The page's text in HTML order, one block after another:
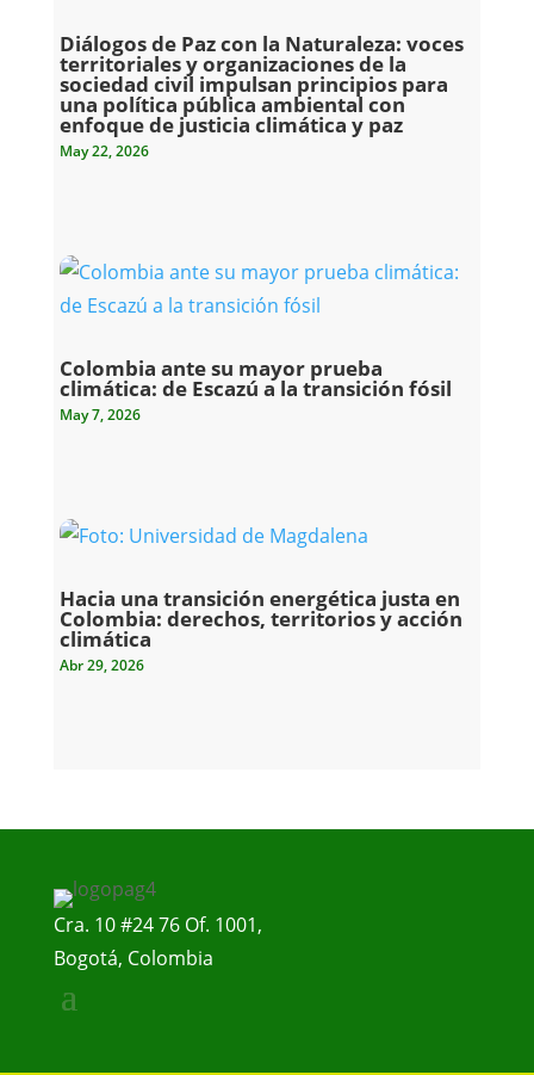
Diálogos de Paz con la Naturaleza: voces
territoriales y organizaciones de la
sociedad civil impulsan principios para
una política pública ambiental con
enfoque de justicia climática y paz
May 22, 2026
Colombia ante su mayor prueba
climática: de Escazú a la transición fósil
May 7, 2026
Hacia una transición energética justa en
Colombia: derechos, territorios y acción
climática
Abr 29, 2026
Cra. 10 #24 76 Of. 1001,
Bogotá, Colombia